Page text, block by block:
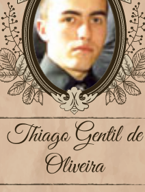
Thiago Gentil de
Oliveira